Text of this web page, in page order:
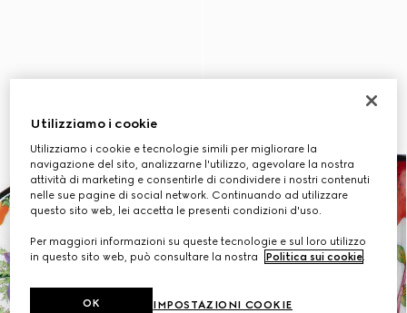
Utilizziamo i cookie
Utilizziamo i cookie e tecnologie simili per migliorare la
navigazione del sito, analizzarne l'utilizzo, agevolare la nostra
attività di marketing e consentirle di condividere i nostri contenuti
nelle sue pagine di social network. Continuando ad utilizzare
questo sito web, lei accetta le presenti condizioni d'uso.
Per maggiori informazioni su queste tecnologie e sul loro utilizzo
in questo sito web, può consultare la nostra
Politica sui cookie.
IMPOSTAZIONI COOKIE
OK